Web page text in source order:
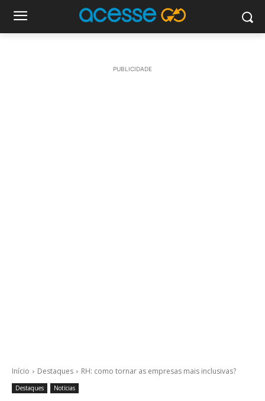
PUBLICIDADE
Início Destaques RH: como tornar as empresas mais inclusivas?
Destaques Notícias